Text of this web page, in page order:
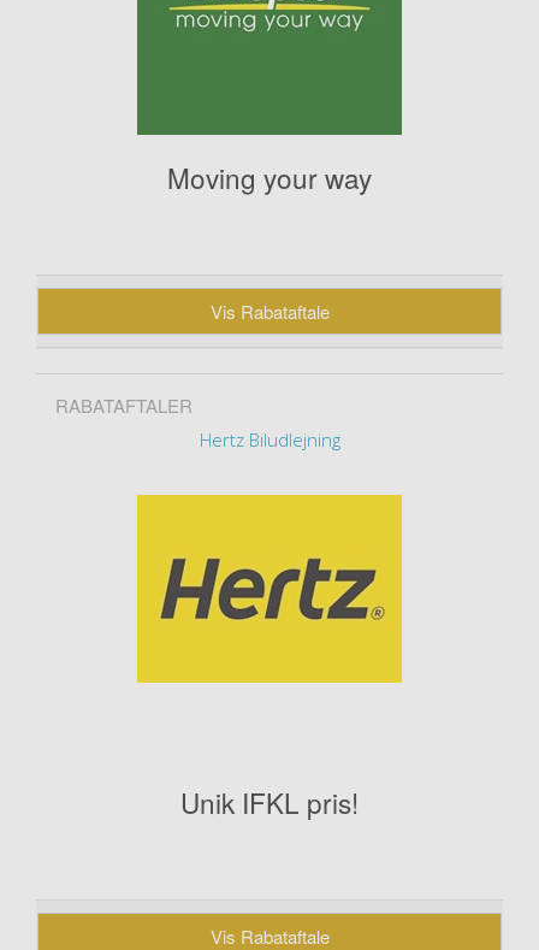
Moving your way
Vis Rabataftale
RABATAFTALER
Hertz Biludlejning
Unik IFKL pris!
Vis Rabataftale